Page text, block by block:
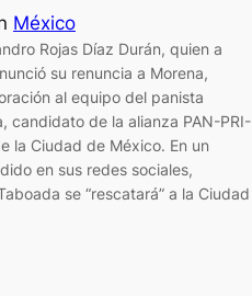
México
Rojas Díaz Durán, quien a
su renuncia a Morena,
al equipo del panista
candidato de la alianza PAN-PRI-
la Ciudad de México. En un
en sus redes sociales,
se “rescatará” a la Ciudad